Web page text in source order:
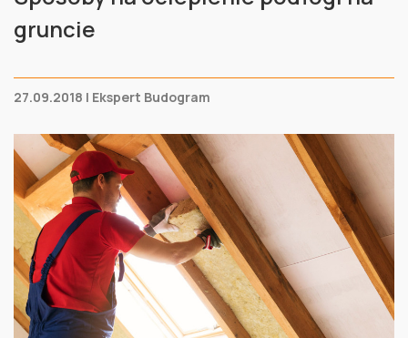
gruncie
27.09.2018 | Ekspert Budogram